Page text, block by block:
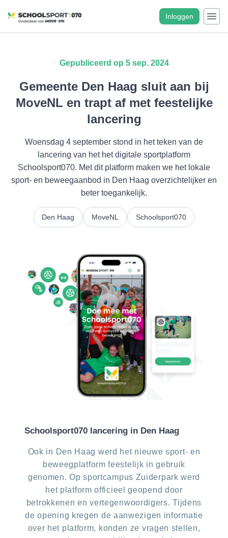
Inloggen
Gemeente Den Haag sluit aan bij
MoveNL en trapt af met feestelijke
lancering
Gepubliceerd op 5 sep. 2024
Woensdag 4 september stond in het teken van de
lancering van het het digitale sportplatform
Schoolsport070. Met dit platform maken we het lokale
sport- en beweegaanbod in Den Haag overzichtelijker en
beter toegankelijk.
Den Haag MoveNL Schoolsport070
Schoolsport070 lancering in Den Haag
Ook in Den Haag werd het nieuwe sport- en
beweegplatform feestelijk in gebruik
genomen. Op sportcampus Zuiderpark werd
het platform officieel geopend door
betrokkenen en vertegenwoordigers. Tijdens
de opening kregen de aanwezigen informatie
over het platform, konden ze vragen stellen,